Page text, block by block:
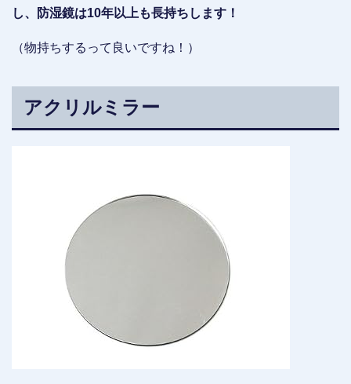
し、防湿鏡は10年以上も長持ちします！
（物持ちするって良いですね！）
アクリルミラー